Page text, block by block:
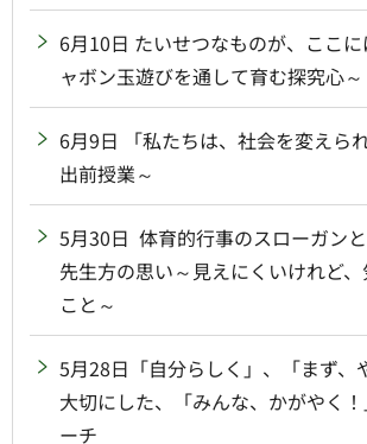
6月10日 たいせつなものが、ここ
ャボン玉遊びを通して育む探究心～
6月9日 「私たちは、社会を変えら
出前授業～
5月30日 体育的行事のスローガン
先生方の思い～見えにくいけれど
こと～
5月28日「自分らしく」、「まず、
大切にした、「みんな、かがやく
ーチ